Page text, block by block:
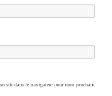
site dans le navigateur pour mon prochain